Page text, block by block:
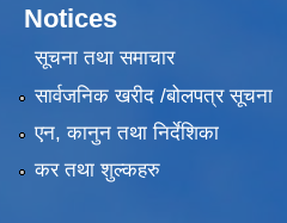
Notices
सूचना तथा समाचार
सार्वजनिक खरीद /बोलपत्र सूचना
एन, कानुन तथा निर्देशिका
कर तथा शुल्कहरु